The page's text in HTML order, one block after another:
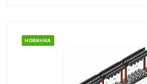
НОВИНКА